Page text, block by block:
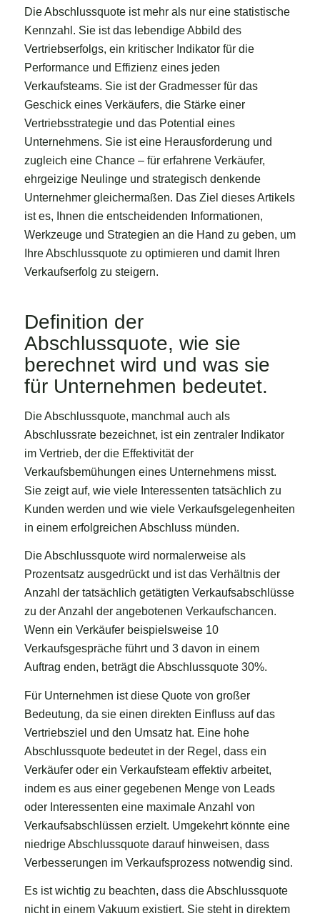
Die Abschlussquote ist mehr als nur eine statistische
Kennzahl. Sie ist das lebendige Abbild des
Vertriebserfolgs, ein kritischer Indikator für die
Performance und Effizienz eines jeden
Verkaufsteams. Sie ist der Gradmesser für das
Geschick eines Verkäufers, die Stärke einer
Vertriebsstrategie und das Potential eines
Unternehmens. Sie ist eine Herausforderung und
zugleich eine Chance – für erfahrene Verkäufer,
ehrgeizige Neulinge und strategisch denkende
Unternehmer gleichermaßen. Das Ziel dieses Artikels
ist es, Ihnen die entscheidenden Informationen,
Werkzeuge und Strategien an die Hand zu geben, um
Ihre Abschlussquote zu optimieren und damit Ihren
Verkaufserfolg zu steigern.
Definition der
Abschlussquote, wie sie
berechnet wird und was sie
für Unternehmen bedeutet.
Die Abschlussquote, manchmal auch als
Abschlussrate bezeichnet, ist ein zentraler Indikator
im Vertrieb, der die Effektivität der
Verkaufsbemühungen eines Unternehmens misst.
Sie zeigt auf, wie viele Interessenten tatsächlich zu
Kunden werden und wie viele Verkaufsgelegenheiten
in einem erfolgreichen Abschluss münden.
Die Abschlussquote wird normalerweise als
Prozentsatz ausgedrückt und ist das Verhältnis der
Anzahl der tatsächlich getätigten Verkaufsabschlüsse
zu der Anzahl der angebotenen Verkaufschancen.
Wenn ein Verkäufer beispielsweise 10
Verkaufsgespräche führt und 3 davon in einem
Auftrag enden, beträgt die Abschlussquote 30%.
Für Unternehmen ist diese Quote von großer
Bedeutung, da sie einen direkten Einfluss auf das
Vertriebsziel und den Umsatz hat. Eine hohe
Abschlussquote bedeutet in der Regel, dass ein
Verkäufer oder ein Verkaufsteam effektiv arbeitet,
indem es aus einer gegebenen Menge von Leads
oder Interessenten eine maximale Anzahl von
Verkaufsabschlüssen erzielt. Umgekehrt könnte eine
niedrige Abschlussquote darauf hinweisen, dass
Verbesserungen im Verkaufsprozess notwendig sind.
Es ist wichtig zu beachten, dass die Abschlussquote
nicht in einem Vakuum existiert. Sie steht in direktem